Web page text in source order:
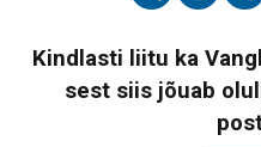
Kindlasti liitu ka
sest siis jõuab